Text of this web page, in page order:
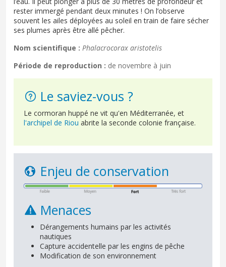
rester immergé pendant deux minutes ! On l’observe
souvent les ailes déployées au soleil en train de faire sécher
ses plumes après être allé pêcher.
Nom scientifique : Phalacrocorax aristotelis
Période de reproduction : de novembre à juin
Le saviez-vous ?
Le cormoran huppé ne vit qu'en Méditerranée, et
l'archipel de Riou abrite la seconde colonie française.
Enjeu de conservation
Menaces
Dérangements humains par les activités
nautiques
Capture accidentelle par les engins de pêche
Modification de son environnement